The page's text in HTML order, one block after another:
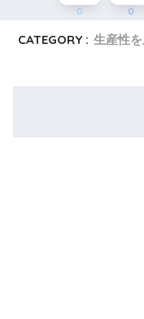
0 0
CATEGORY : 生産性